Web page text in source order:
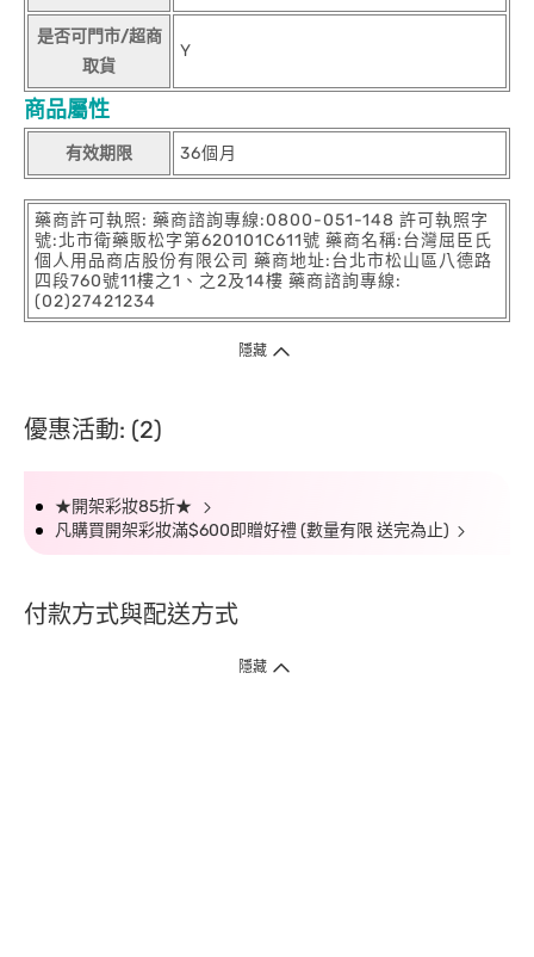
是否可門市/超商
取貨
Y
商品屬性
有效期限 36個月
藥商許可執照: 藥商諮詢專線:0800-051-148 許可執照字
號:北市衛藥販松字第620101C611號 藥商名稱:台灣屈臣氏
個人用品商店股份有限公司 藥商地址:台北市松山區八德路
四段760號11樓之1、之2及14樓 藥商諮詢專線:
(02)27421234
隱藏
優惠活動: (2)
★開架彩妝85折★
凡購買開架彩妝滿$600即贈好禮 (數量有限 送完為止)
付款方式與配送方式
隱藏